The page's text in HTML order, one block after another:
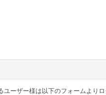
ーザー様は以下のフォームよりロ